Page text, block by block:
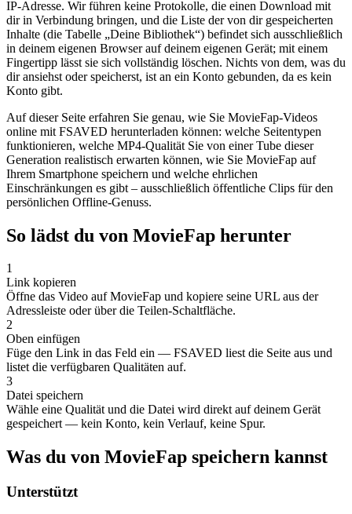
IP-Adresse. Wir führen keine Protokolle, die einen Download mit
dir in Verbindung bringen, und die Liste der von dir gespeicherten
Inhalte (die Tabelle „Deine Bibliothek“) befindet sich ausschließlich
in deinem eigenen Browser auf deinem eigenen Gerät; mit einem
Fingertipp lässt sie sich vollständig löschen. Nichts von dem, was du
dir ansiehst oder speicherst, ist an ein Konto gebunden, da es kein
Konto gibt.
Auf dieser Seite erfahren Sie genau, wie Sie MovieFap-Videos
online mit FSAVED herunterladen können: welche Seitentypen
funktionieren, welche MP4-Qualität Sie von einer Tube dieser
Generation realistisch erwarten können, wie Sie MovieFap auf
Ihrem Smartphone speichern und welche ehrlichen
Einschränkungen es gibt – ausschließlich öffentliche Clips für den
persönlichen Offline-Genuss.
So lädst du von MovieFap herunter
1
Link kopieren
Öffne das Video auf MovieFap und kopiere seine URL aus der
Adressleiste oder über die Teilen-Schaltfläche.
2
Oben einfügen
Füge den Link in das Feld ein — FSAVED liest die Seite aus und
listet die verfügbaren Qualitäten auf.
3
Datei speichern
Wähle eine Qualität und die Datei wird direkt auf deinem Gerät
gespeichert — kein Konto, kein Verlauf, keine Spur.
Was du von MovieFap speichern kannst
Unterstützt